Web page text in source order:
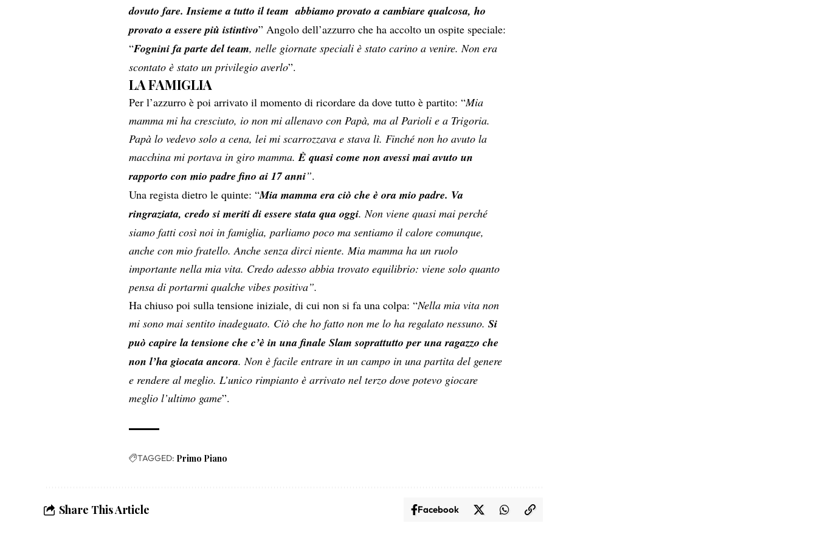
dovuto fare. Insieme a tutto il team abbiamo provato a cambiare qualcosa, ho
provato a essere più istintivo” Angolo dell’azzurro che ha accolto un ospite speciale:
“Fognini fa parte del team, nelle giornate speciali è stato carino a venire. Non era
scontato è stato un privilegio averlo”.
LA FAMIGLIA
Per l’azzurro è poi arrivato il momento di ricordare da dove tutto è partito: “Mia
mamma mi ha cresciuto, io non mi allenavo con Papà, ma al Parioli e a Trigoria.
Papà lo vedevo solo a cena, lei mi scarrozzava e stava lì. Finchénon ho avuto la
macchina mi portava in giro mamma.È quasi come non avessi mai avuto un
rapporto con mio padre fino ai 17 anni”.
Una regista dietro le quinte: “Mia mamma era ciò che è ora mio padre. Va
ringraziata, credo si meriti di essere stata qua oggi. Non viene quasi mai perché
siamo fatti così noi in famiglia, parliamo poco ma sentiamo il calore comunque,
anche con mio fratello. Anche senza dirci niente. Mia mamma ha un ruolo
importante nella mia vita. Credo adesso abbia trovato equilibrio: viene solo quanto
pensa di portarmi qualche vibes positiva”.
Ha chiuso poi sulla tensione iniziale, di cui non si fa una colpa: “Nella mia vita non
mi sono mai sentito inadeguato. Ciò che ho fatto non me lo ha regalato nessuno.Si
può capire la tensione che c’è in una finale Slam soprattutto per una ragazzo che
non l’ha giocata ancora. Non è facile entrare in un campo in una partita del genere
e rendere al meglio. L’unico rimpianto è arrivato nel terzo dove potevo giocare
meglio l’ultimo game”.
TAGGED: Primo Piano
Share This Article Facebook